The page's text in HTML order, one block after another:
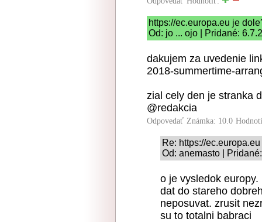
https://ec.europa.eu je
Od: jo ... ojo | Pridané:
dakujem za uvedenie
2018-summertime-
zial cely den je stranka
@redakcia
Odpovedať Známka: 10.0
Re: https://
Od: anemasto |
o je vysledok
dat do stareho
neposuvat. zrusit
su to totalni babraci